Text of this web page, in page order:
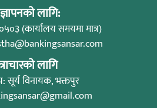
लागि:
(कार्यालय समयमा मात्र)
लागि
सूर्य विनायक, भक्तपुर